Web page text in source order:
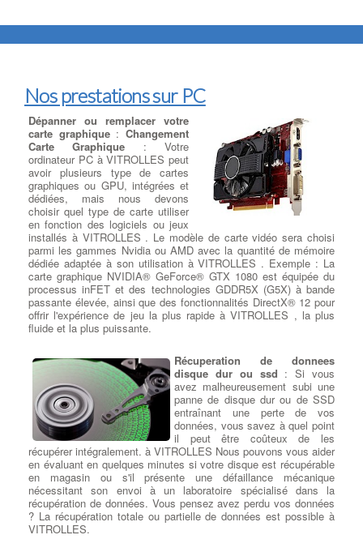
Nos prestations sur PC
Dépanner ou remplacer votre
carte graphique:Changement
Carte Graphique : Votre
ordinateur PC à VITROLLES peut
avoir plusieurs type de cartes
graphiques ou GPU, intégrées et
dédiées, mais nous devons
choisir quel type de carte utiliser
en fonction des logiciels ou jeux
installés à VITROLLES . Le modèle de carte vidéo sera choisi
parmi les gammes Nvidia ou AMD avec la quantité de mémoire
dédiée adaptée à son utilisation à VITROLLES . Exemple : La
carte graphique NVIDIA® GeForce® GTX 1080 est équipée du
processus inFET et des technologies GDDR5X (G5X) à bande
passante élevée, ainsi que des fonctionnalités DirectX® 12 pour
offrir l'expérience de jeu la plus rapide à VITROLLES , la plus
fluide et la plus puissante.
Récuperation de donnees
disque dur ou ssd : Si vous
avez malheureusement subi une
panne de disque dur ou de SSD
entraînant une perte de vos
données, vous savez à quel point
il peut être coûteux de les
récupérer intégralement. à VITROLLES Nous pouvons vous aider
en évaluant en quelques minutes si votre disque est récupérable
en magasin ou s'il présente une défaillance mécanique
nécessitant son envoi à un laboratoire spécialisé dans la
récupération de données. Vous pensez avez perdu vos données
? La récupération totale ou partielle de données est possible à
VITROLLES.